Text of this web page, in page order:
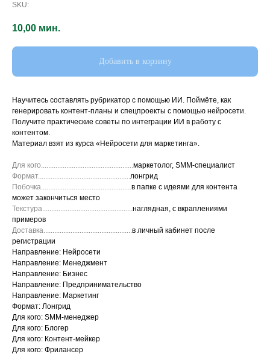
SKU:
10,00 мин.
Добавить в корзину
Научитесь составлять рубрикатор с помощью ИИ. Поймёте, как
генерировать контент-планы и спецпроекты c помощью нейросети.
Получите практические советы по интеграции ИИ в работу с
контентом.
Материал взят из курса «Нейросети для маркетинга».
Для кого...................................................маркетолог, SMM-специалист
Формат...................................................лонгрид
Побочка..................................................в папке с идеями для контента
может закончиться место
Текстура..................................................наглядная, с вкраплениями
примеров
Доставка.................................................в личный кабинет после
регистрации
Направление: Нейросети
Направление: Менеджмент
Направление: Бизнес
Направление: Предпринимательство
Направление: Маркетинг
Формат: Лонгрид
Для кого: SMM-менеджер
Для кого: Блогер
Для кого: Контент-мейкер
Для кого: Фрилансер